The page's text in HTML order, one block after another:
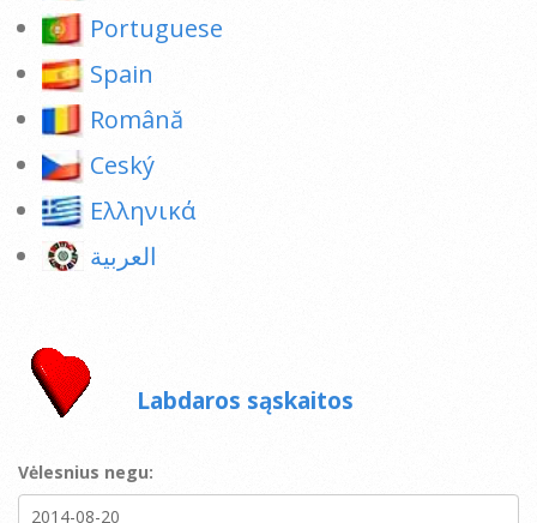
Portuguese
Spain
Română
Ceský
Ελληνικά
العربية
Labdaros sąskaitos
Vėlesnius negu: